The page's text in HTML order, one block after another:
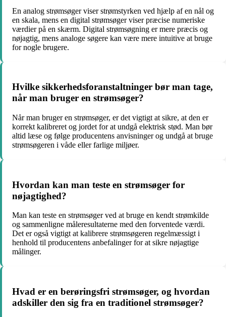
En analog strømsøger viser strømstyrken ved hjælp af en nål og
en skala, mens en digital strømsøger viser præcise numeriske
værdier på en skærm. Digital strømsøgning er mere præcis og
nøjagtig, mens analoge søgere kan være mere intuitive at bruge
for nogle brugere.
Hvilke sikkerhedsforanstaltninger bør man tage,
når man bruger en strømsøger?
Når man bruger en strømsøger, er det vigtigt at sikre, at den er
korrekt kalibreret og jordet for at undgå elektrisk stød. Man bør
altid læse og følge producentens anvisninger og undgå at bruge
strømsøgeren i våde eller farlige miljøer.
Hvordan kan man teste en strømsøger for
nøjagtighed?
Man kan teste en strømsøger ved at bruge en kendt strømkilde
og sammenligne måleresultaterne med den forventede værdi.
Det er også vigtigt at kalibrere strømsøgeren regelmæssigt i
henhold til producentens anbefalinger for at sikre nøjagtige
målinger.
Hvad er en berøringsfri strømsøger, og hvordan
adskiller den sig fra en traditionel strømsøger?